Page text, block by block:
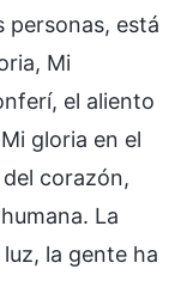
personas, está
Mi
el aliento
gloria en el
corazón,
La
la gente ha